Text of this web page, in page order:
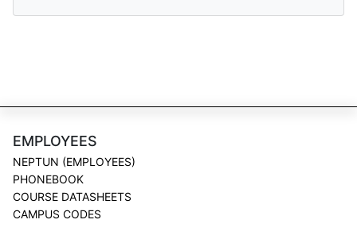
EMPLOYEES
NEPTUN (EMPLOYEES)
PHONEBOOK
COURSE DATASHEETS
CAMPUS CODES